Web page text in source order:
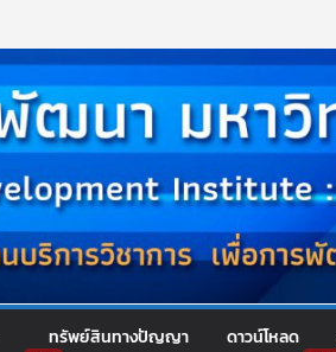
ทรัพย์สินทางปัญญา ดาวน์โหลด